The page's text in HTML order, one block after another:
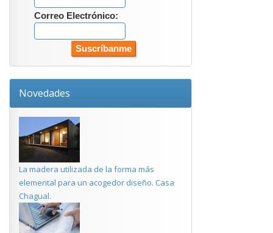
Correo Electrónico:
Novedades
La madera utilizada de la forma más
elemental para un acogedor diseño. Casa
Chagual.